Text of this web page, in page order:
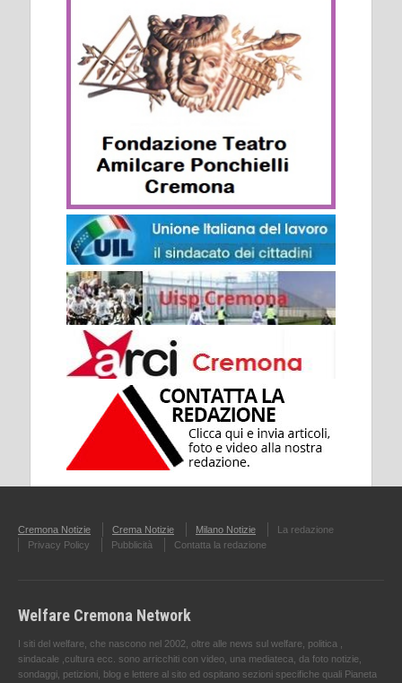
Cremona Notizie Crema Notizie Milano Notizie
La redazione
Privacy Policy
Pubblicità Contatta la redazione
Welfare Cremona Network
I siti del welfare, che nascono nel 2002, oltre alle news sul welfare, politica ,
sindacale ,cultura ecc. sono arricchiti con video, una mediateca, da foto notizie,
sondaggi, petizioni, blog e lettere al sito ed ospitano sezioni specifiche quali Pianeta